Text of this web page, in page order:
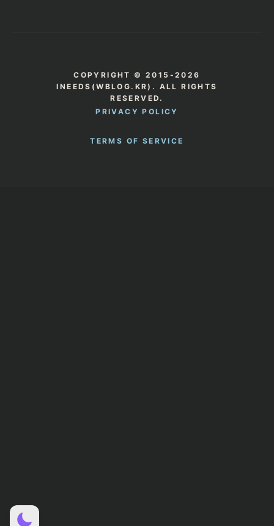
COPYRIGHT © 2015-2026
INEEDS(WBLOG.KR). ALL RIGHTS
RESERVED.
PRIVACY POLICY
TERMS OF SERVICE